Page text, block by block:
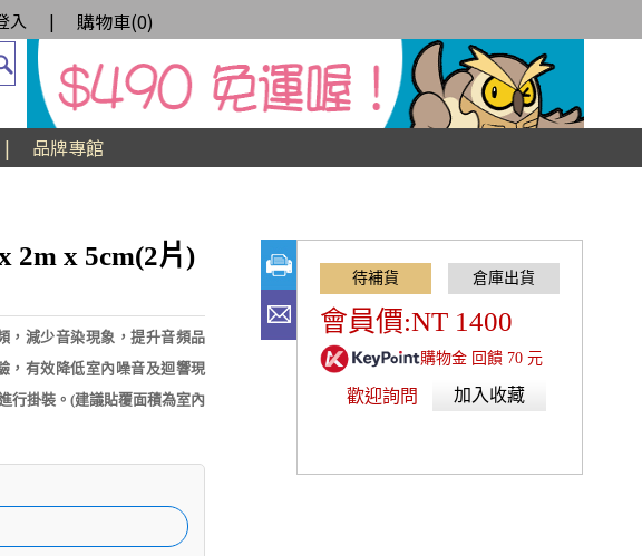
入 | 購物車(0)
| 品牌專館
2m x 5cm(2片)
，減少音染現象，提升音頻品
，有效降低室內噪音及迴響現
行掛裝。(建議貼覆面積為室內
會員價:NT 1400
購物金 回饋 70 元
歡迎詢問 加入收藏